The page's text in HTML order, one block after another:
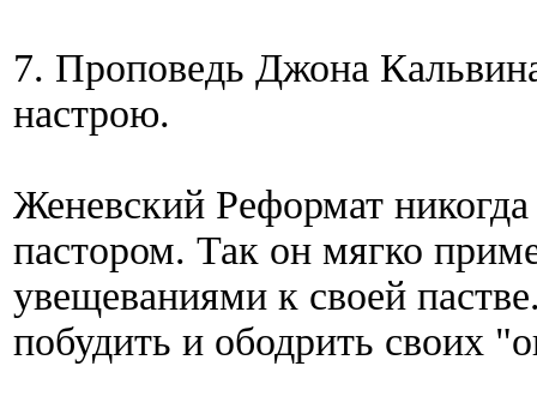
7. Проповедь Джона
настрою.
Женевский Реформат
пастором. Так он мягко
увещеваниями к своей
побудить и ободрить своих